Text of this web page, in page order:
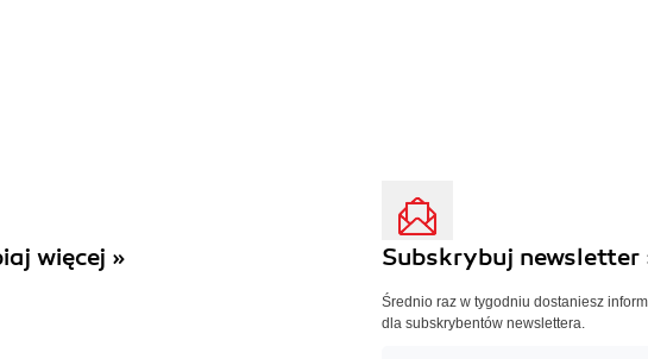
więcej » Subskrybuj newsletter
Średnio raz w tygodniu dostaniesz
dla subskrybentów newslettera.